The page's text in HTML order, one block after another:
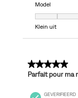
Model
Model, 4 van 7,
Klein uit
5 van 5 sterren.
Parfait pour ma
GEVERIFIEERD